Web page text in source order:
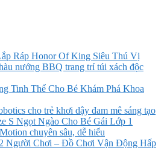
Ráp Honor Of King Siêu Thú Vị
nướng BBQ trang trí túi xách độc
Tinh Thể Cho Bé Khám Phá Khoa
cho trẻ khơi dậy đam mê sáng tạo
S Ngọt Ngào Cho Bé Gái Lớp 1
chuyên sâu, dễ hiểu
Người Chơi – Đồ Chơi Vận Động Hấp